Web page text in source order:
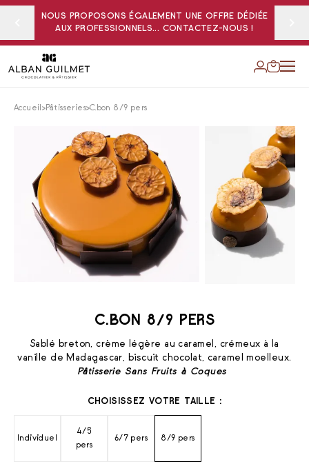
NOUS PROPOSONS ÉGALEMENT UNE OFFRE DÉDIÉE
AUX PROFESSIONNELS... CONTACTEZ-NOUS !
Accueil Pâtisseries C.bon 8/9 pers
C.BON 8/9 PERS
Sablé breton, crème légère au caramel, crémeux à la
vanille de Madagascar, biscuit chocolat, caramel moelleux.
Pâtisserie Sans Fruits à Coques
CHOISISSEZ VOTRE TAILLE :
Individuel
4/5
pers
6/7 pers 8/9 pers